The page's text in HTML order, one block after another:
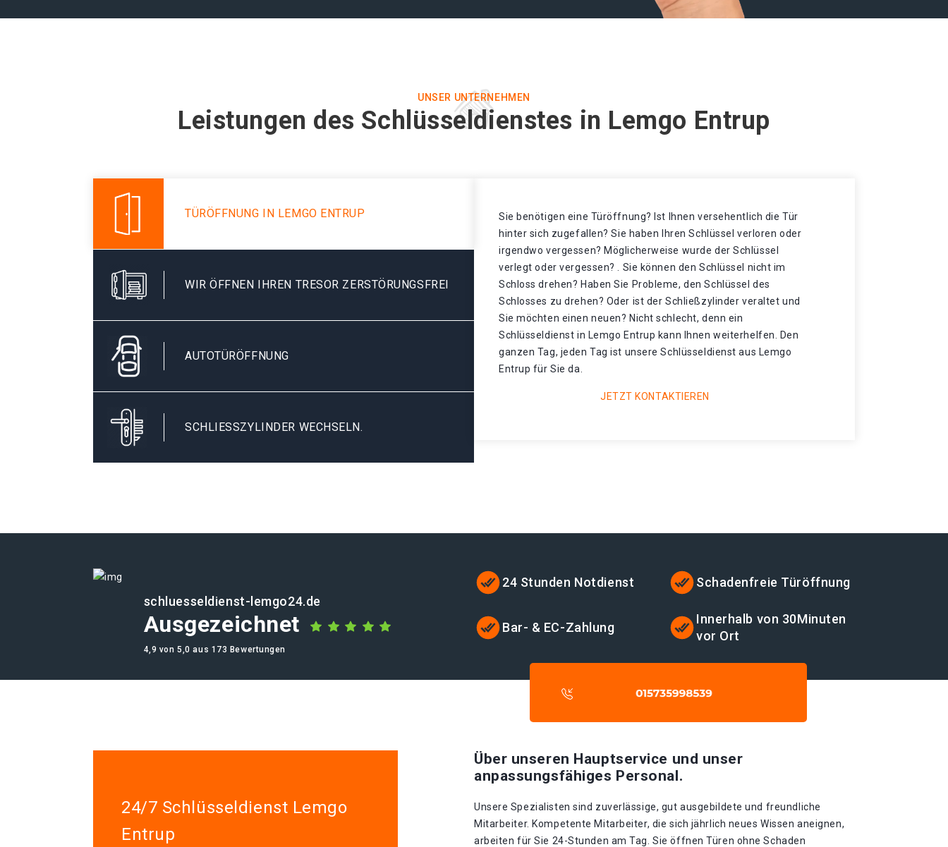
UNSER UNTERNEHMEN
Leistungen des Schlüsseldienstes in Lemgo Entrup
TÜRÖFFNUNG IN LEMGO ENTRUP
WIR ÖFFNEN IHREN TRESOR ZERSTÖRUNGSFREI
AUTOTÜRÖFFNUNG
SCHLIESSZYLINDER WECHSELN.
Sie benötigen eine Türöffnung? Ist Ihnen versehentlich die Tür
hinter sich zugefallen? Sie haben Ihren Schlüssel verloren oder
irgendwo vergessen? Möglicherweise wurde der Schlüssel
verlegt oder vergessen? . Sie können den Schlüssel nicht im
Schloss drehen? Haben Sie Probleme, den Schlüssel des
Schlosses zu drehen? Oder ist der Schließzylinder veraltet und
Sie möchten einen neuen? Nicht schlecht, denn ein
Schlüsseldienst in Lemgo Entrup kann Ihnen weiterhelfen. Den
ganzen Tag, jeden Tag ist unsere Schlüsseldienst aus Lemgo
Entrup für Sie da.
JETZT KONTAKTIEREN
schluesseldienst-lemgo24.de
Ausgezeichnet
4,9 von 5,0 aus 173 Bewertungen
24 Stunden Notdienst Schadenfreie Türöffnung
Bar- & EC-Zahlung
Innerhalb von 30Minuten
vor Ort
24/7 Schlüsseldienst Lemgo
Entrup
Über unseren Hauptservice und unser
anpassungsfähiges Personal.
Unsere Spezialisten sind zuverlässige, gut ausgebildete und freundliche
Mitarbeiter. Kompetente Mitarbeiter, die sich jährlich neues Wissen aneignen,
arbeiten für Sie 24-Stunden am Tag. Sie öffnen Türen ohne Schaden